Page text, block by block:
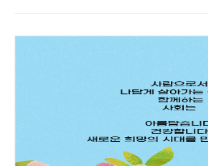
8월 호주와 뉴질랜드에서 열린 여자 월드컵엔
4670만 명으로, 이는 여성 스포츠에 대한 관심
하지만 여자 월드컵 우승의 주인공인 스페인 팀
루비알레스 전 스페인 축구협회장이 헤니페르
사건으로 인해 그 의미가 퇴색돼버리고 말았다.
적 없다고 주장하며, 협회장을 상대로 소송을